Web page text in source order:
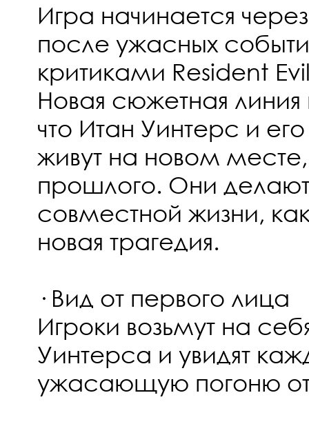
Игра начинается
после ужасных
критиками Resident
Новая сюжетная линия
что Итан Уинтерс и
живут на новом
прошлого. Они
совместной жизни,
новая трагедия.
· Вид от первого лица
Игроки возьмут на
Уинтерса и увидят
ужасающую погоню